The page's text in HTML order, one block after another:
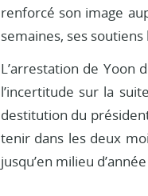
renforcé son image
semaines, ses
L’arrestation de
l’incertitude sur la
destitution du
tenir dans les deux
jusqu’en milieu